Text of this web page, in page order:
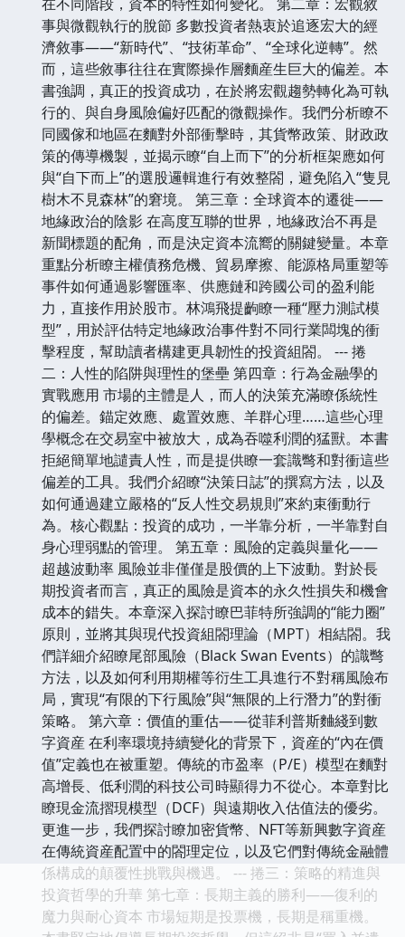
事與微觀執行的脫節 多數投資者熱衷於追逐宏大的經
濟敘事——“新時代”、“技術革命”、“全球化逆轉”。然
而，這些敘事往往在實際操作層麵産生巨大的偏差。本
書強調，真正的投資成功，在於將宏觀趨勢轉化為可執
行的、與自身風險偏好匹配的微觀操作。我們分析瞭不
同國傢和地區在麵對外部衝擊時，其貨幣政策、財政政
策的傳導機製，並揭示瞭“自上而下”的分析框架應如何
與“自下而上”的選股邏輯進行有效整閤，避免陷入“隻見
樹木不見森林”的窘境。 第三章：全球資本的遷徙——
地緣政治的陰影 在高度互聯的世界，地緣政治不再是
新聞標題的配角，而是決定資本流嚮的關鍵變量。本章
重點分析瞭主權債務危機、貿易摩擦、能源格局重塑等
事件如何通過影響匯率、供應鏈和跨國公司的盈利能
力，直接作用於股市。林鴻飛提齣瞭一種“壓力測試模
型”，用於評估特定地緣政治事件對不同行業闆塊的衝
擊程度，幫助讀者構建更具韌性的投資組閤。 --- 捲
二：人性的陷阱與理性的堡壘 第四章：行為金融學的
實戰應用 市場的主體是人，而人的決策充滿瞭係統性
的偏差。錨定效應、處置效應、羊群心理……這些心理
學概念在交易室中被放大，成為吞噬利潤的猛獸。本書
拒絕簡單地譴責人性，而是提供瞭一套識彆和對衝這些
偏差的工具。我們介紹瞭“決策日誌”的撰寫方法，以及
如何通過建立嚴格的“反人性交易規則”來約束衝動行
為。核心觀點：投資的成功，一半靠分析，一半靠對自
身心理弱點的管理。 第五章：風險的定義與量化——
超越波動率 風險並非僅僅是股價的上下波動。對於長
期投資者而言，真正的風險是資本的永久性損失和機會
成本的錯失。本章深入探討瞭巴菲特所強調的“能力圈”
原則，並將其與現代投資組閤理論（MPT）相結閤。我
們詳細介紹瞭尾部風險（Black Swan Events）的識彆
方法，以及如何利用期權等衍生工具進行不對稱風險布
局，實現“有限的下行風險”與“無限的上行潛力”的對衝
策略。 第六章：價值的重估——從菲利普斯麯綫到數
字資産 在利率環境持續變化的背景下，資産的“內在價
值”定義也在被重塑。傳統的市盈率（P/E）模型在麵對
高增長、低利潤的科技公司時顯得力不從心。本章對比
瞭現金流摺現模型（DCF）與遠期收入估值法的優劣。
更進一步，我們探討瞭加密貨幣、NFT等新興數字資産
在傳統資産配置中的閤理定位，以及它們對傳統金融體
係構成的顛覆性挑戰與機遇。 --- 捲三：策略的精進與
投資哲學的升華 第七章：長期主義的勝利——復利的
魔力與耐心資本 市場短期是投票機，長期是稱重機。